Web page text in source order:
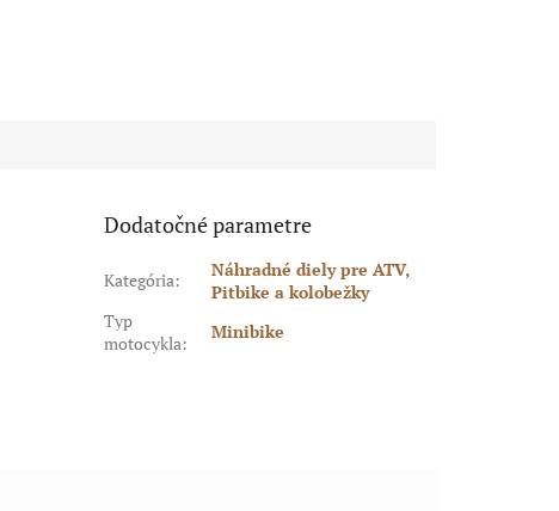
Dodatočné parametre
Kategória:
Náhradné diely pre ATV,
Pitbike a kolobežky
Typ
motocykla:
Minibike